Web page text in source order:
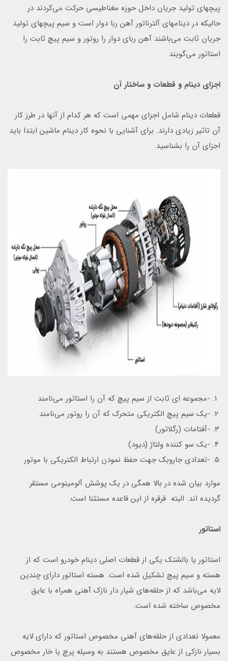
پیچهای تولید جریان داخل حوزه مغناطیسی حرکت می‌کردند در
حالیکه در دینامهای آلترناتور آهن ربا دوار است و سیم پیچهای تولید
جریان ثابت می‌باشند آهن ربای دوار را روتور و سیم پیچ ثابت را
استاتور می‌گویند
اجزای دینام و قطعات و ساختار آن
قطعات دینام شامل اجزای مهمی است که هر کدام از آنها در طرز کار
آن تاثیر زیادی دارند. برای آشنایی با نحوه کار دینام ماشین ابتدا باید
اجزای آن را بشناسید.
-مجموعه ای ثابت از سیم پیچ که آن را استاتور می‌نامند
-یک سیم پیچ الکتریکی متحرک که آن را روتور می‌نامند
-آفتامات (رگلاتور)
-یک سو کننده ولتاژ (دیود)
-تعدادی جاروبک جهت حفظ نمودن ارتباط الکتریکی با موتور
موارد بیان شده در بالا همگی در یک پوشش آلومینومی مستقر
گردیده اند. البته قرقره از این قاعده مستثنا است.
استاتور
استاتور یا بالشتک یکی از قطعات اصلی دینام خودرو است که از
هسته و سیم پیچ تشکیل شده است. هسته استاتور دارای چندین
لایه می‌باشد که از حلقه‌های شیار دار نازک آهنی همراه با عایق
مخصوص ساخته شده است.
معمولا تعدادی از حلقه‌های آهنی مخصوص استاتور که دارای لایه
بسیار نازکی از عایق مخصوص هستند به وسیله پرچ یا خار مخصوص